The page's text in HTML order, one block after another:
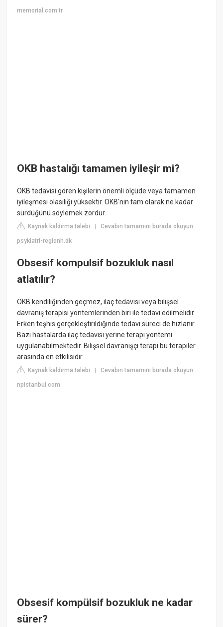
memorial.com.tr
OKB hastalığı tamamen iyileşir mi?
OKB tedavisi gören kişilerin önemli ölçüde veya tamamen
iyileşmesi olasılığı yüksektir. OKB'nin tam olarak ne kadar
sürdüğünü söylemek zordur.
Kaynak kaldırma talebi |Cevabın tamamını burada okuyun:
psykiatri-regionh.dk
Obsesif kompulsif bozukluk nasıl
atlatılır?
OKB kendiliğinden geçmez, ilaç tedavisi veya bilişsel
davranış terapisi yöntemlerinden biri ile tedavi edilmelidir.
Erken teşhis gerçekleştirildiğinde tedavi süreci de hızlanır.
Bazı hastalarda ilaç tedavisi yerine terapi yöntemi
uygulanabilmektedir. Bilişsel davranışçı terapi bu terapiler
arasında en etkilisidir.
Kaynak kaldırma talebi |Cevabın tamamını burada okuyun:
npistanbul.com
Obsesif kompülsif bozukluk ne kadar
sürer?